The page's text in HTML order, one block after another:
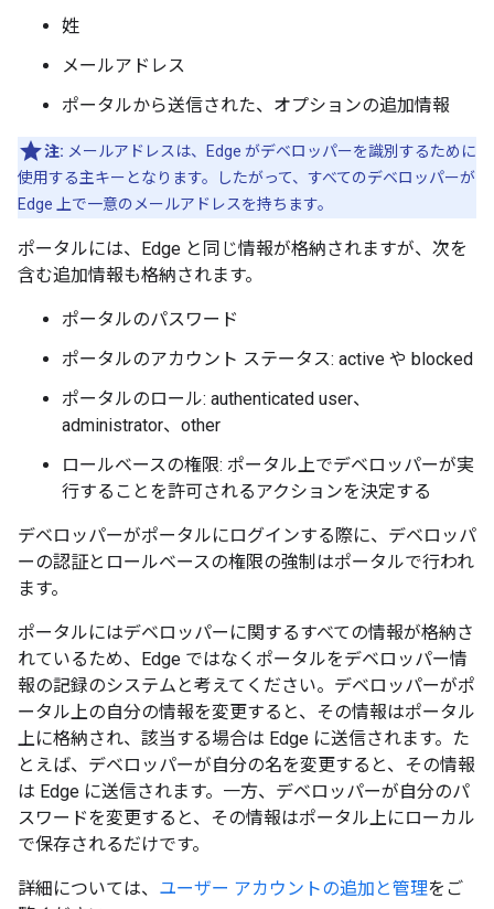
姓
メールアドレス
ポータルから送信された、オプションの追加情報
注: メールアドレスは、Edge がデベロッパーを識別するために
使用する主キーとなります。したがって、すべてのデベロッパーが
Edge 上で一意のメールアドレスを持ちます。
ポータルには、Edge と同じ情報が格納されますが、次を
含む追加情報も格納されます。
ポータルのパスワード
ポータルのアカウント ステータス: active や blocked
ポータルのロール: authenticated user、
administrator、other
ロールベースの権限: ポータル上でデベロッパーが実
行することを許可されるアクションを決定する
デベロッパーがポータルにログインする際に、デベロッパ
ーの認証とロールベースの権限の強制はポータルで行われ
ます。
ポータルにはデベロッパーに関するすべての情報が格納さ
れているため、Edge ではなくポータルをデベロッパー情
報の記録のシステムと考えてください。デベロッパーがポ
ータル上の自分の情報を変更すると、その情報はポータル
上に格納され、該当する場合は Edge に送信されます。た
とえば、デベロッパーが自分の名を変更すると、その情報
は Edge に送信されます。一方、デベロッパーが自分のパ
スワードを変更すると、その情報はポータル上にローカル
で保存されるだけです。
詳細については、 ユーザー アカウントの追加と管理をご